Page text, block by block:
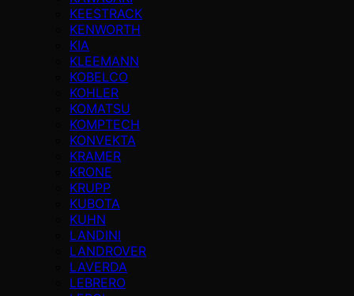
KEESTRACK
KENWORTH
KIA
KLEEMANN
KOBELCO
KOHLER
KOMATSU
KOMPTECH
KONVEKTA
KRAMER
KRONE
KRUPP
KUBOTA
KUHN
LANDINI
LANDROVER
LAVERDA
LEBRERO